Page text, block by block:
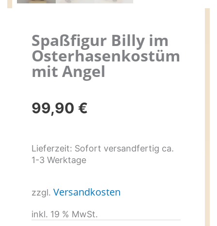
Spaßfigur Billy im
Osterhasenkostüm
mit Angel
99,90 €
Lieferzeit: Sofort versandfertig ca.
1-3 Werktage
zzgl. Versandkosten
inkl. 19 % MwSt.